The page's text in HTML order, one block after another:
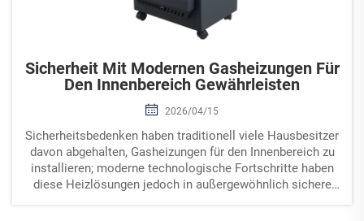
Sicherheit Mit Modernen Gasheizungen Für
Den Innenbereich Gewährleisten
2026/04/15
Sicherheitsbedenken haben traditionell viele Hausbesitzer
davon abgehalten, Gasheizungen für den Innenbereich zu
installieren; moderne technologische Fortschritte haben
diese Heizlösungen jedoch in außergewöhnlich sichere